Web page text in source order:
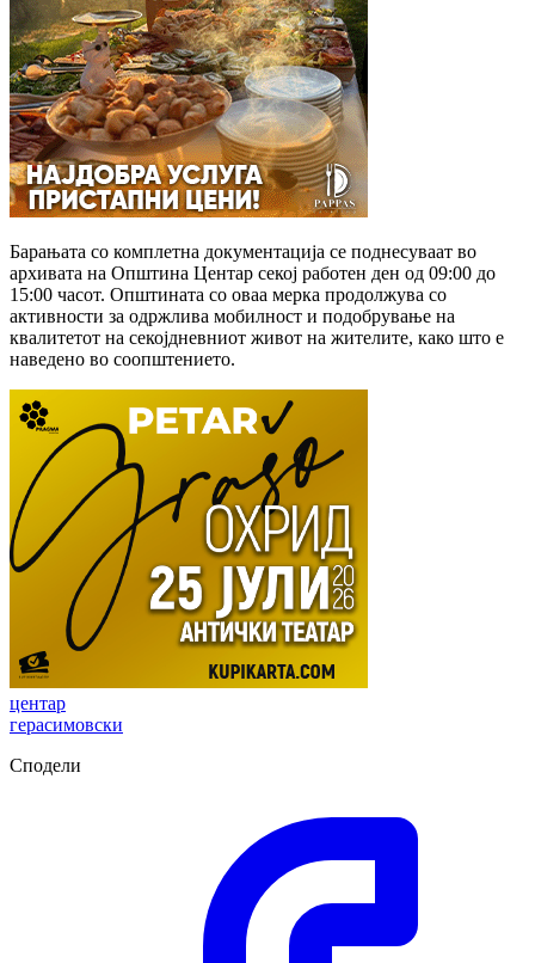
Барањата со комплетна документација се поднесуваат во
архивата на Општина Центар секој работен ден од 09:00 до
15:00 часот. Општината со оваа мерка продолжува со
активности за одржлива мобилност и подобрување на
квалитетот на секојдневниот живот на жителите, како што е
наведено во соопштението.
центар
герасимовски
Сподели